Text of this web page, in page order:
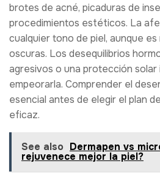
brotes de acné, picaduras de
procedimientos estéticos. La
cualquier tono de piel, aunque es
oscuras. Los desequilibrios
agresivos o una protección
empeorarla. Comprender el
esencial antes de elegir el plan
eficaz.
See also Dermapen vs
rejuvenece mejor la piel?